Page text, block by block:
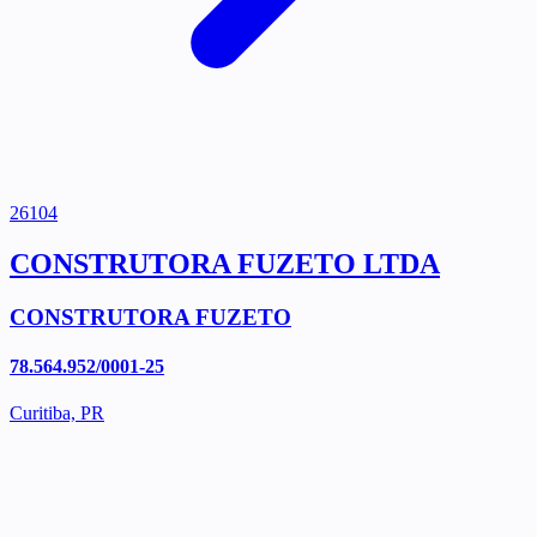
26104
CONSTRUTORA FUZETO LTDA
CONSTRUTORA FUZETO
78.564.952/0001-25
Curitiba, PR